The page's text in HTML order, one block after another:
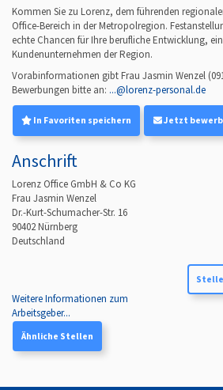
Kommen Sie zu Lorenz, dem führenden
Office-Bereich in der Metropolregion.
echte Chancen für Ihre berufliche Entwicklung,
Kundenunternehmen der Region.
Vorabinformationen gibt Frau Jasmin Wenzel (
Bewerbungen bitte an: ...@lorenz-personal.de
In Favoriten speichern Jetzt
Anschrift
Lorenz Office GmbH & Co KG
Frau Jasmin Wenzel
Dr.-Kurt-Schumacher-Str. 16
90402Nürnberg
Deutschland
Weitere Informationen zum
Arbeitsgeber...
Ähnliche Stellen